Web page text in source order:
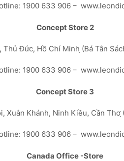
1900 633 906 –
Concept Store 2
Thủ Đức, Hồ Chí Minh ̣(Bá Tân
1900 633 906 –
Concept Store 3
Xuân Khánh, Ninh Kiều, Cần Thơ
1900 633 906 –
Canada Office -Store